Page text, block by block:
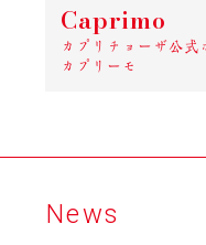
Caprimo
カプリチョーザ公
カプリーモ
News